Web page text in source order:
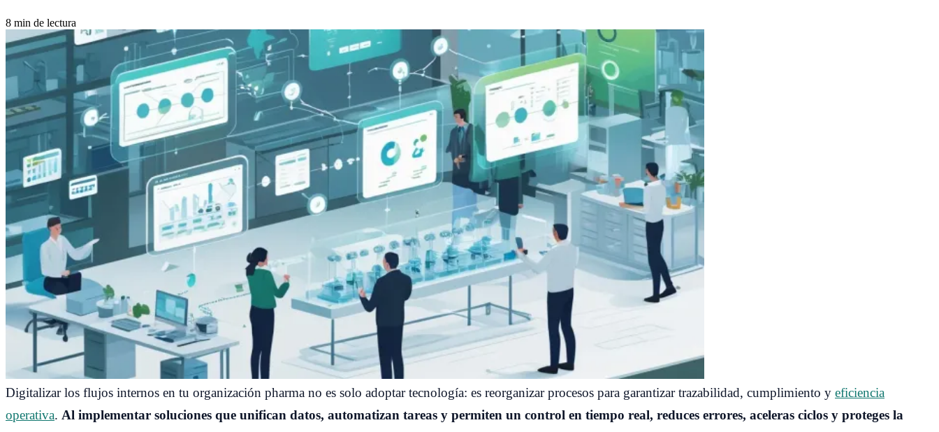
8 min de lectura
Digitalizar los flujos internos en tu organización pharma no es solo adoptar tecnología: es reorganizar procesos para garantizar trazabilidad, cumplimiento y eficiencia
operativa. Al implementar soluciones que unifican datos, automatizan tareas y permiten un control en tiempo real, reduces errores, aceleras ciclos y proteges la